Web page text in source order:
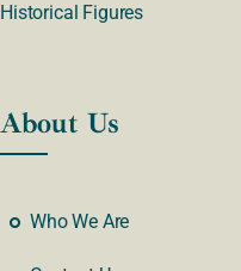
Historical Figures
About Us
Who We Are